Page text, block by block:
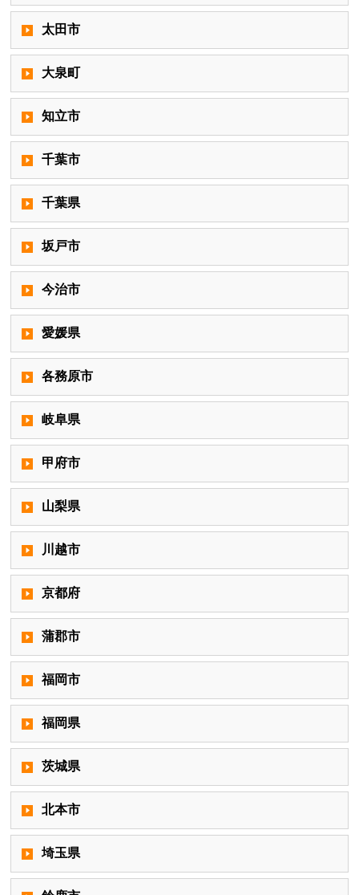
太田市
大泉町
知立市
千葉市
千葉県
坂戸市
今治市
愛媛県
各務原市
岐阜県
甲府市
山梨県
川越市
京都府
蒲郡市
福岡市
福岡県
茨城県
北本市
埼玉県